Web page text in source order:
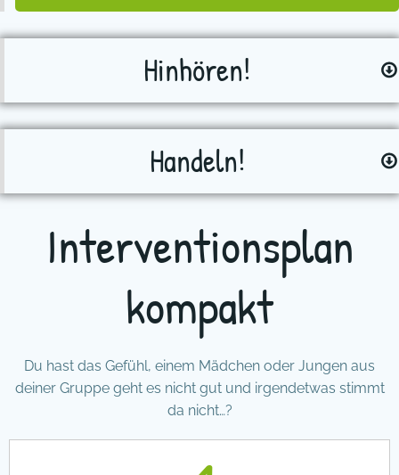
Hinhören!
Handeln!
Interventionsplan
kompakt
Du hast das Gefühl, einem Mädchen oder Jungen aus
deiner Gruppe geht es nicht gut und irgendetwas stimmt
da nicht…?